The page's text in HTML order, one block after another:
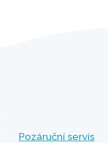
Pozáruční servis